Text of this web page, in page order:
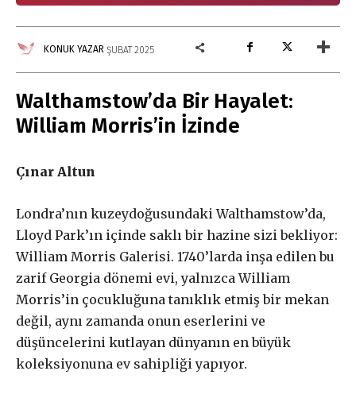
KONUK YAZAR ŞUBAT 2025
Walthamstow’da Bir Hayalet:
William Morris’in İzinde
Çınar Altun
Londra’nın kuzeydoğusundaki Walthamstow’da,
Lloyd Park’ın içinde saklı bir hazine sizi bekliyor:
William Morris Galerisi. 1740’larda inşa edilen bu
zarif Georgia dönemi evi, yalnızca William
Morris’in çocukluğuna tanıklık etmiş bir mekan
değil, aynı zamanda onun eserlerini ve
düşüncelerini kutlayan dünyanın en büyük
koleksiyonuna ev sahipliği yapıyor.